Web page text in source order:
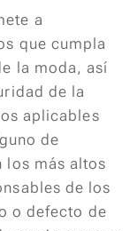
a
que cumpla
la moda, así
de la
aplicables
de
los más altos
de los
o defecto de